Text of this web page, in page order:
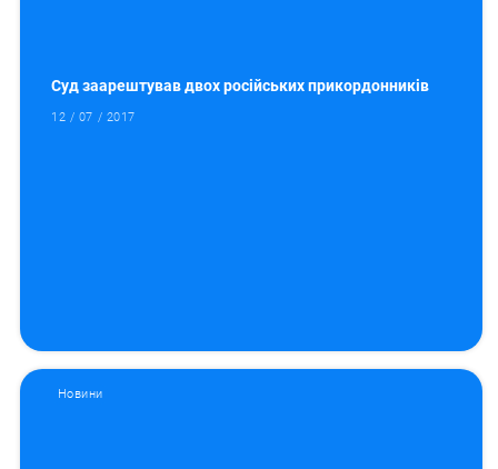
Суд заарештував двох російських прикордонників
12 / 07 / 2017
Новини